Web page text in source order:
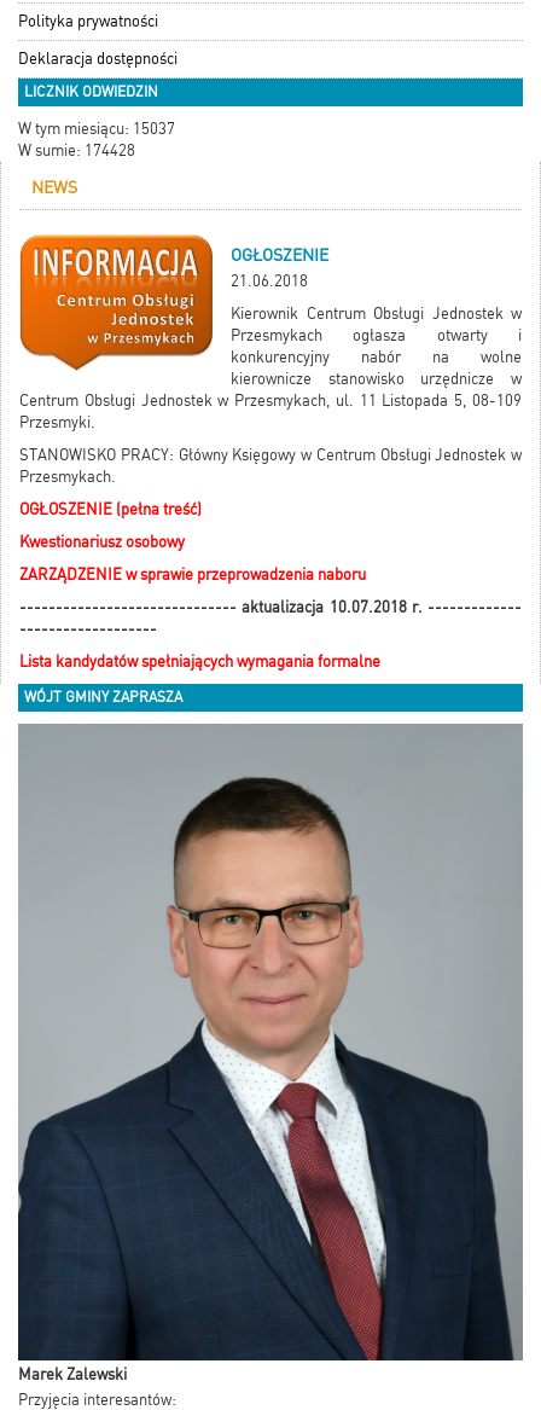
Polityka prywatności
Deklaracja dostępności
LICZNIK ODWIEDZIN
W tym miesiącu: 15037
W sumie: 174428
NEWS
OGŁOSZENIE
21.06.2018
Kierownik Centrum Obsługi Jednostek w
Przesmykach ogłasza otwarty i
konkurencyjny nabór na wolne
kierownicze stanowisko urzędnicze w
Centrum Obsługi Jednostek w Przesmykach, ul. 11 Listopada 5, 08-109
Przesmyki.
STANOWISKO PRACY: Główny Księgowy w Centrum Obsługi Jednostek w
Przesmykach.
OGŁOSZENIE (pełna treść)
Kwestionariusz osobowy
ZARZĄDZENIE w sprawie przeprowadzenia naboru
------------------------------ aktualizacja 10.07.2018 r. -------------
-------------------
Lista kandydatów spełniających wymagania formalne
WÓJT GMINY ZAPRASZA
Marek Zalewski
Przyjęcia interesantów: